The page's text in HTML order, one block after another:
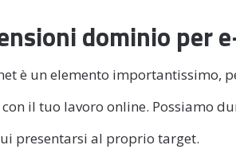
dominio per
è un elemento importantissimo,
il tuo lavoro online. Possiamo
presentarsi al proprio target.